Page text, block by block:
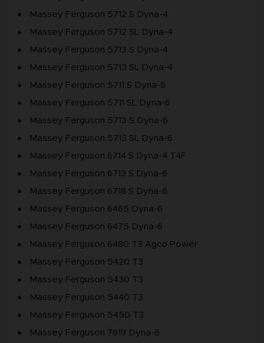
Massey Ferguson 5712 S Dyna-4
Massey Ferguson 5712 SL Dyna-4
Massey Ferguson 5713 S Dyna-4
Massey Ferguson 5713 SL Dyna-4
Massey Ferguson 5711 S Dyna-6
Massey Ferguson 5711 SL Dyna-6
Massey Ferguson 5713 S Dyna-6
Massey Ferguson 5713 SL Dyna-6
Massey Ferguson 6714 S Dyna-4 T4F
Massey Ferguson 6713 S Dyna-6
Massey Ferguson 6718 S Dyna-6
Massey Ferguson 6465 Dyna-6
Massey Ferguson 6475 Dyna-6
Massey Ferguson 6480 T3 Agco Power
Massey Ferguson 5420 T3
Massey Ferguson 5430 T3
Massey Ferguson 5440 T3
Massey Ferguson 5450 T3
Massey Ferguson 7619 Dyna-6